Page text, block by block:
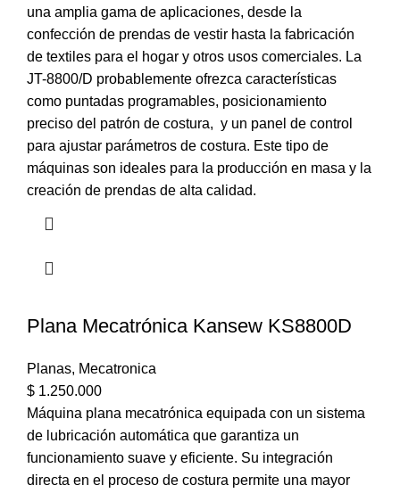
una amplia gama de aplicaciones, desde la
confección de prendas de vestir hasta la fabricación
de textiles para el hogar y otros usos comerciales. La
JT-8800/D probablemente ofrezca características
como puntadas programables, posicionamiento
preciso del patrón de costura, y un panel de control
para ajustar parámetros de costura. Este tipo de
máquinas son ideales para la producción en masa y la
creación de prendas de alta calidad.
Plana Mecatrónica Kansew KS8800D
Planas, Mecatronica
$ 1.250.000
Máquina plana mecatrónica equipada con un sistema
de lubricación automática que garantiza un
funcionamiento suave y eficiente. Su integración
directa en el proceso de costura permite una mayor